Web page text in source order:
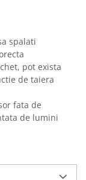
spalati
pot exista
de taiera
fata de
de lumini